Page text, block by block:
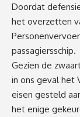
Doordat
het overzetten
passagiersschip.
Gezien de
in ons geval het
eisen gesteld
het enige